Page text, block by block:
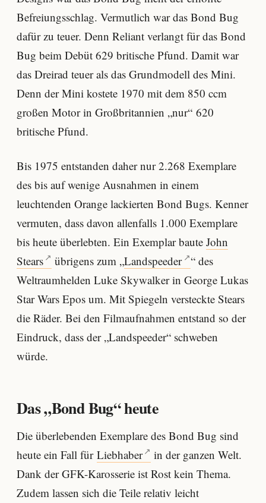
Befreiungsschlag. Vermutlich war das Bond Bug
dafür zu teuer. Denn Reliant verlangt für das Bond
Bug beim Debüt 629 britische Pfund. Damit war
das Dreirad teuer als das Grundmodell des Mini.
Denn der Mini kostete 1970 mit dem 850 ccm
großen Motor in Großbritannien „nur“ 620
britische Pfund.
Bis 1975 entstanden daher nur 2.268 Exemplare
des bis auf wenige Ausnahmen in einem
leuchtenden Orange lackierten Bond Bugs. Kenner
vermuten, dass davon allenfalls 1.000 Exemplare
bis heute überlebten. Ein Exemplar baute John
Stears
übrigens zum „Landspeeder
“ des
Weltraumhelden Luke Skywalker in George Lukas
Star Wars Epos um. Mit Spiegeln versteckte Stears
die Räder. Bei den Filmaufnahmen entstand so der
Eindruck, dass der „Landspeeder“ schweben
würde.
Das „Bond Bug“ heute
Die überlebenden Exemplare des Bond Bug sind
heute ein Fall für Liebhaber
in der ganzen Welt.
Dank der GFK-Karosserie ist Rost kein Thema.
Zudem lassen sich die Teile relativ leicht